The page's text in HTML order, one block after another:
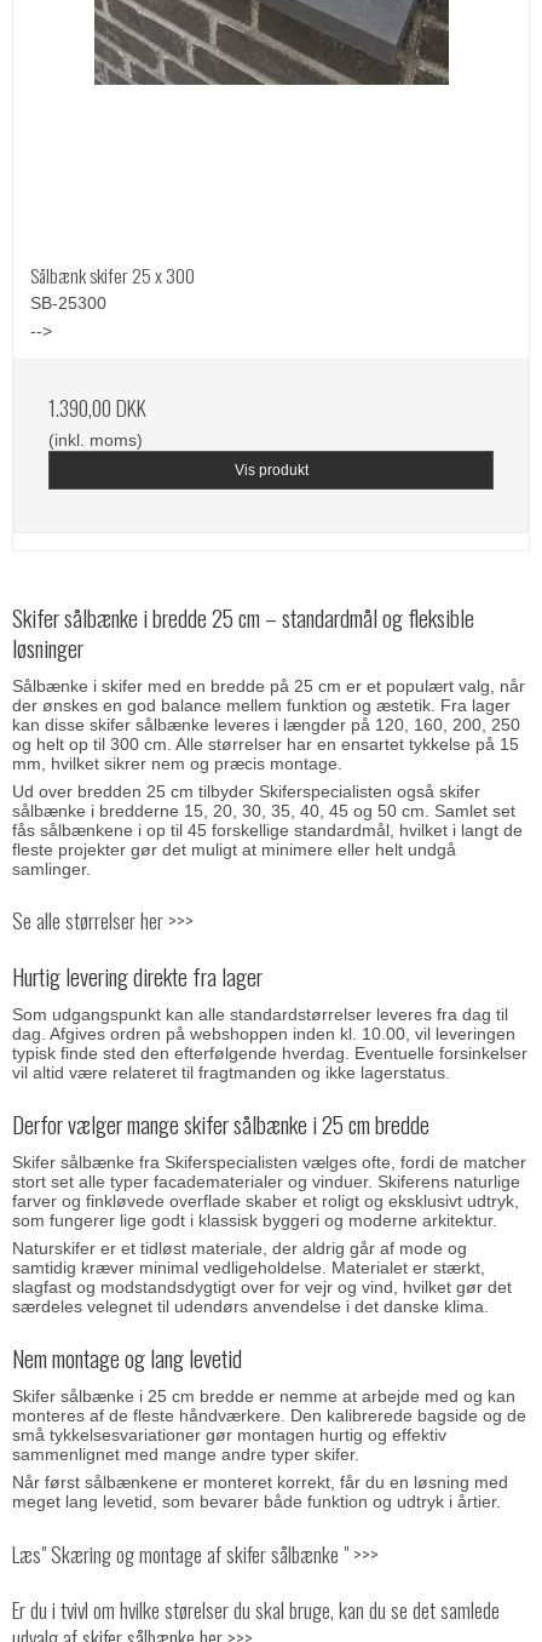
Sålbænk skifer 25 x 300
SB-25300
-->
1.390,00 DKK
(inkl. moms)
Vis produkt
Skifer sålbænke i bredde 25 cm – standardmål og fleksible
løsninger
Sålbænke i skifer med en bredde på 25 cm er et populært valg, når
der ønskes en god balance mellem funktion og æstetik. Fra lager
kan disse skifer sålbænke leveres i længder på 120, 160, 200, 250
og helt op til 300 cm. Alle størrelser har en ensartet tykkelse på 15
mm, hvilket sikrer nem og præcis montage.
Ud over bredden 25 cm tilbyder Skiferspecialisten også skifer
sålbænke i bredderne 15, 20, 30, 35, 40, 45 og 50 cm. Samlet set
fås sålbænkene i op til 45 forskellige standardmål, hvilket i langt de
fleste projekter gør det muligt at minimere eller helt undgå
samlinger.
Se alle størrelser her >>>
Hurtig levering direkte fra lager
Som udgangspunkt kan alle standardstørrelser leveres fra dag til
dag. Afgives ordren på webshoppen inden kl. 10.00, vil leveringen
typisk finde sted den efterfølgende hverdag. Eventuelle forsinkelser
vil altid være relateret til fragtmanden og ikke lagerstatus.
Derfor vælger mange skifer sålbænke i 25 cm bredde
Skifer sålbænke fra Skiferspecialisten vælges ofte, fordi de matcher
stort set alle typer facadematerialer og vinduer. Skiferens naturlige
farver og finkløvede overflade skaber et roligt og eksklusivt udtryk,
som fungerer lige godt i klassisk byggeri og moderne arkitektur.
Naturskifer er et tidløst materiale, der aldrig går af mode og
samtidig kræver minimal vedligeholdelse. Materialet er stærkt,
slagfast og modstandsdygtigt over for vejr og vind, hvilket gør det
særdeles velegnet til udendørs anvendelse i det danske klima.
Nem montage og lang levetid
Skifer sålbænke i 25 cm bredde er nemme at arbejde med og kan
monteres af de fleste håndværkere. Den kalibrerede bagside og de
små tykkelsesvariationer gør montagen hurtig og effektiv
sammenlignet med mange andre typer skifer.
Når først sålbænkene er monteret korrekt, får du en løsning med
meget lang levetid, som bevarer både funktion og udtryk i årtier.
Læs" Skæring og montage af skifer sålbænke " >>>
Er du i tvivl om hvilke størelser du skal bruge, kan du se det samlede